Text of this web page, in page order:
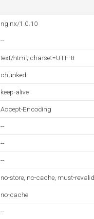
nginx/1.0.10
--
text/html; charset=UTF-8
chunked
keep-alive
Accept-Encoding
--
--
--
no-store, no-cache, must-
no-cache
--